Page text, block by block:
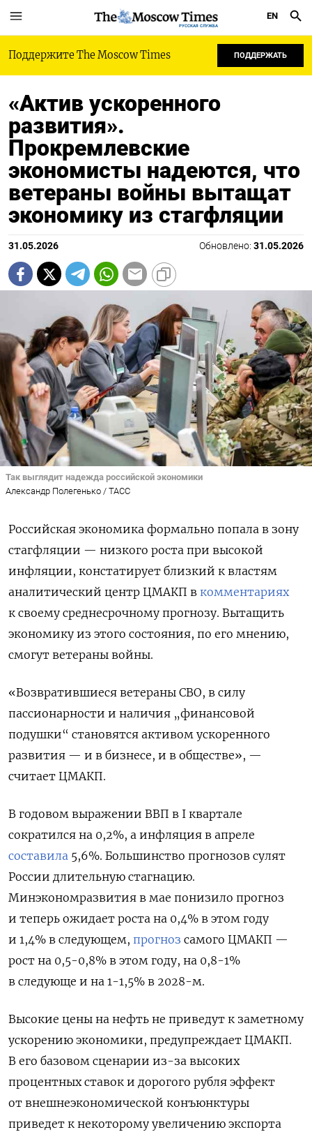
РУССКАЯ СЛУЖБА
EN
Поддержите The Moscow Times ПОДДЕРЖАТЬ
«Актив ускоренного
развития».
Прокремлевские
экономисты надеются, что
ветераны войны вытащат
экономику из стагфляции
31.05.2026 Обновлено: 31.05.2026
Так выглядит надежда российской экономики
Александр Полегенько / ТАСС
Российская экономика формально попала в зону
стагфляции — низкого роста при высокой
инфляции, констатирует близкий к властям
аналитический центр ЦМАКП в комментариях
к своему среднесрочному прогнозу. Вытащить
экономику из этого состояния, по его мнению,
смогут ветераны войны.
«Возвратившиеся ветераны СВО, в силу
пассионарности и наличия „финансовой
подушки“ становятся активом ускоренного
развития — и в бизнесе, и в обществе», —
считает ЦМАКП.
В годовом выражении ВВП в I квартале
сократился на 0,2%, а инфляция в апреле
составила 5,6%. Большинство прогнозов сулят
России длительную стагнацию.
Минэкономразвития в мае понизило прогноз
и теперь ожидает роста на 0,4% в этом году
и 1,4% в следующем, прогноз самого ЦМАКП —
рост на 0,5-0,8% в этом году, на 0,8-1%
в следующе и на 1-1,5% в 2028-м.
Высокие цены на нефть не приведут к заметному
ускорению экономики, предупреждает ЦМАКП.
В его базовом сценарии из-за высоких
процентных ставок и дорогого рубля эффект
от внешнеэкономической конъюнктуры
приведет к некоторому увеличению экспорта